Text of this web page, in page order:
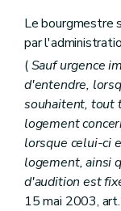
Le bourgmestre
par
(Sauf urgence
d'entendre,
souhaitent, tout
logement
lorsque celui-ci
logement, ainsi
d'audition est
15 mai 2003,